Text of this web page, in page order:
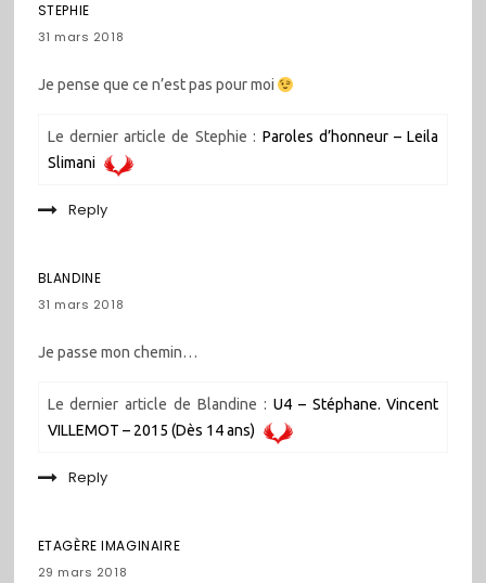
STEPHIE
31 mars 2018
Je pense que ce n’est pas pour moi
Le dernier article de Stephie : Paroles d’honneur – Leila
Slimani
Reply
BLANDINE
31 mars 2018
Je passe mon chemin…
Le dernier article de Blandine : U4 – Stéphane. Vincent
VILLEMOT – 2015 (Dès 14 ans)
Reply
ETAGÈRE IMAGINAIRE
29 mars 2018